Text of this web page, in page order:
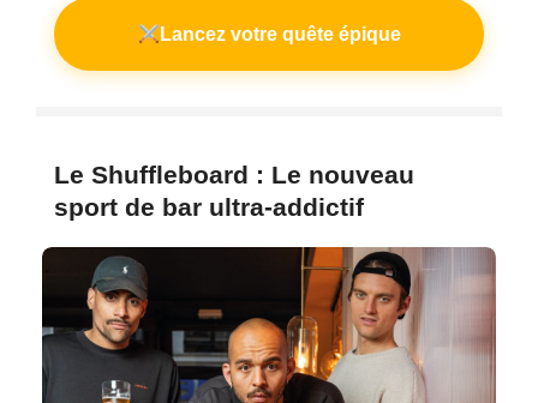
Lancez votre quête épique
Le Shuffleboard : Le nouveau
sport de bar ultra-addictif